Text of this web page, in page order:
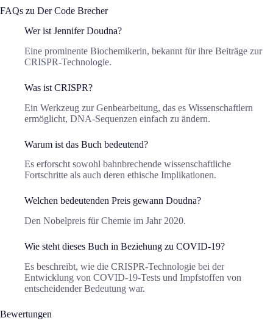
FAQs zu Der Code Brecher
Wer ist Jennifer Doudna?
Eine prominente Biochemikerin, bekannt für ihre Beiträge zur
CRISPR-Technologie.
Was ist CRISPR?
Ein Werkzeug zur Genbearbeitung, das es Wissenschaftlern
ermöglicht, DNA-Sequenzen einfach zu ändern.
Warum ist das Buch bedeutend?
Es erforscht sowohl bahnbrechende wissenschaftliche
Fortschritte als auch deren ethische Implikationen.
Welchen bedeutenden Preis gewann Doudna?
Den Nobelpreis für Chemie im Jahr 2020.
Wie steht dieses Buch in Beziehung zu COVID-19?
Es beschreibt, wie die CRISPR-Technologie bei der
Entwicklung von COVID-19-Tests und Impfstoffen von
entscheidender Bedeutung war.
Bewertungen